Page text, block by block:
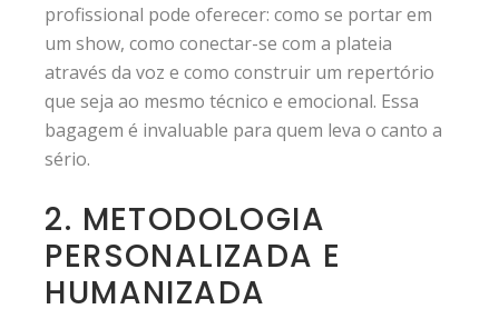
profissional pode oferecer: como se portar em
um show, como conectar-se com a plateia
através da voz e como construir um repertório
que seja ao mesmo técnico e emocional. Essa
bagagem é invaluable para quem leva o canto a
sério.
2. METODOLOGIA
PERSONALIZADA E
HUMANIZADA